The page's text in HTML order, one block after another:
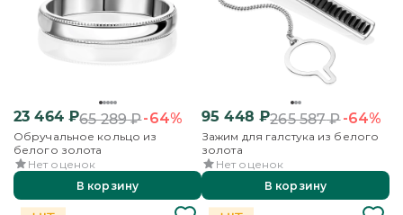
23 464₽65 289₽-64%
Обручальное кольцо из
белого золота
Нет оценок
В корзину
95 448 ₽265 587₽-64%
Зажим для галстука из белого
золота
Нет оценок
В корзину